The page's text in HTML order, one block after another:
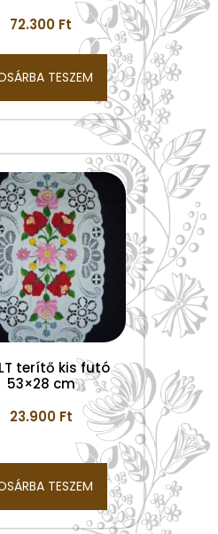
72.300 Ft
TESZEM
terítő kis futó
53×28 cm
23.900 Ft
TESZEM